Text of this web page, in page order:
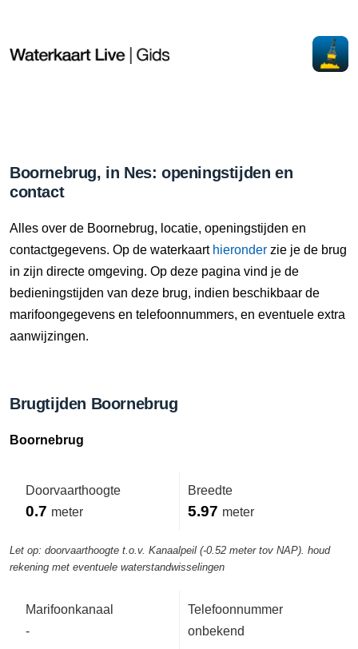
Boornebrug, in Nes: openingstijden en
contact
Alles over de Boornebrug, locatie, openingstijden en
contactgegevens. Op de waterkaart hieronder zie je de brug
in zijn directe omgeving. Op deze pagina vind je de
bedieningstijden van deze brug, indien beschikbaar de
marifoongegevens en telefoonnummers, en eventuele extra
aanwijzingen.
Brugtijden Boornebrug
Boornebrug
Doorvaarthoogte
0.7 meter
Breedte
5.97 meter
Let op: doorvaarthoogte t.o.v. Kanaalpeil (-0.52 meter tov NAP). houd
rekening met eventuele waterstandwisselingen
Marifoonkanaal
-
Telefoonnummer
onbekend